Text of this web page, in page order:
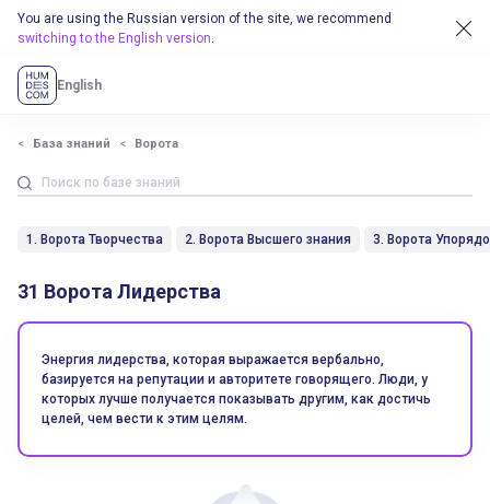
You are using the Russian version of the site, we recommend
switching to the English version.
English
База знаний Ворота
1. Ворота Творчества 2. Ворота Высшего знания 3. Ворота
31 Ворота Лидерства
Энергия лидерства, которая выражается вербально,
базируется на репутации и авторитете говорящего. Люди, у
которых лучше получается показывать другим, как достичь
целей, чем вести к этим целям.